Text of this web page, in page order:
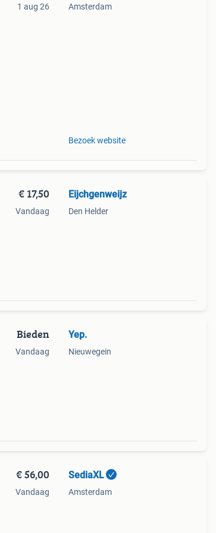
1 aug 26 Amsterdam
Bezoek website
€ 17,50
Vandaag
Eijchgenweijz
Den Helder
Bieden
Vandaag
Yep.
Nieuwegein
€ 56,00
Vandaag
SediaXL
Amsterdam